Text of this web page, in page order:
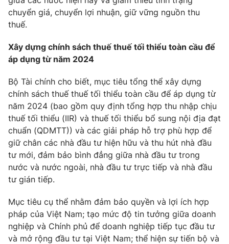
chuyển giá, chuyển lợi nhuận, giữ vững nguồn thu
thuế.
Xây dựng chính sách thuế thuế tối thiểu toàn cầu để
áp dụng từ năm 2024
Bộ Tài chính cho biết, mục tiêu tổng thể xây dựng
chính sách thuế thuế tối thiểu toàn cầu để áp dụng từ
năm 2024 (bao gồm quy định tổng hợp thu nhập chịu
thuế tối thiểu (IIR) và thuế tối thiểu bổ sung nội địa đạt
chuẩn (QDMTT)) và các giải pháp hỗ trợ phù hợp để
giữ chân các nhà đầu tư hiện hữu và thu hút nhà đầu
tư mới, đảm bảo bình đẳng giữa nhà đầu tư trong
nước và nước ngoài, nhà đầu tư trực tiếp và nhà đầu
tư gián tiếp.
Mục tiêu cụ thể nhằm đảm bảo quyền và lợi ích hợp
pháp của Việt Nam; tạo mức độ tin tưởng giữa doanh
nghiệp và Chính phủ để doanh nghiệp tiếp tục đầu tư
và mở rộng đầu tư tại Việt Nam; thể hiện sự tiến bộ và